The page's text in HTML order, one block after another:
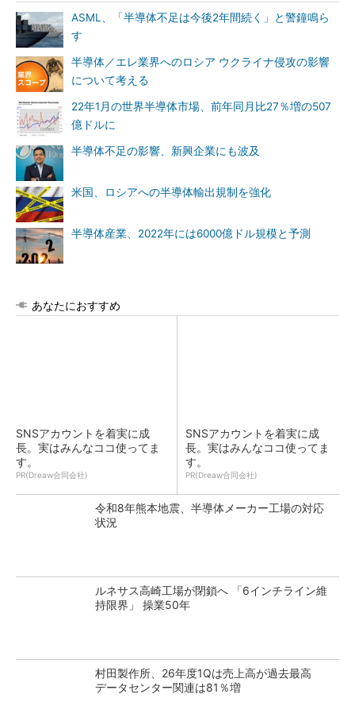
ASML、「半導体不足は今後2年間続く」と警鐘鳴ら
す
半導体／エレ業界へのロシア ウクライナ侵攻の影響
について考える
22年1月の世界半導体市場、前年同月比27％増の507
億ドルに
半導体不足の影響、新興企業にも波及
米国、ロシアへの半導体輸出規制を強化
半導体産業、2022年には6000億ドル規模と予測
あなたにおすすめ
SNSアカウントを着実に成
長。実はみんなココ使ってま
す。
PR(Dreaw合同会社)
SNSアカウントを着実に成
長。実はみんなココ使ってま
す。
PR(Dreaw合同会社)
令和8年熊本地震、半導体メーカー工場の対応
状況
ルネサス高崎工場が閉鎖へ 「6インチライン維
持限界」 操業50年
村田製作所、26年度1Qは売上高が過去最高
データセンター関連は81％増